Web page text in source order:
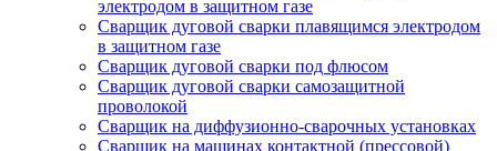
электродом в защитном газе
Сварщик дуговой сварки плавящимся электродом
в защитном газе
Сварщик дуговой сварки под флюсом
Сварщик дуговой сварки самозащитной
проволокой
Сварщик на диффузионно-сварочных установках
Сварщик на машинах контактной (прессовой)